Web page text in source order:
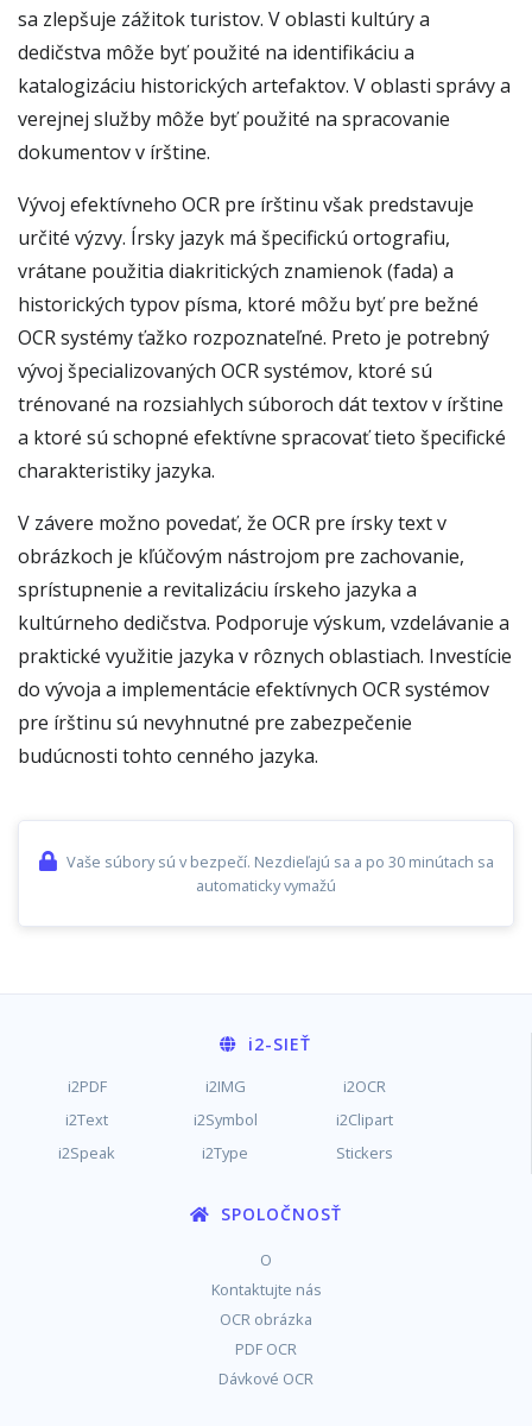
sa zlepšuje zážitok turistov. V oblasti kultúry a
dedičstva môže byť použité na identifikáciu a
katalogizáciu historických artefaktov. V oblasti správy a
verejnej služby môže byť použité na spracovanie
dokumentov v írštine.
Vývoj efektívneho OCR pre írštinu však predstavuje
určité výzvy. Írsky jazyk má špecifickú ortografiu,
vrátane použitia diakritických znamienok (fada) a
historických typov písma, ktoré môžu byť pre bežné
OCR systémy ťažko rozpoznateľné. Preto je potrebný
vývoj špecializovaných OCR systémov, ktoré sú
trénované na rozsiahlych súboroch dát textov v írštine
a ktoré sú schopné efektívne spracovať tieto špecifické
charakteristiky jazyka.
V závere možno povedať, že OCR pre írsky text v
obrázkoch je kľúčovým nástrojom pre zachovanie,
sprístupnenie a revitalizáciu írskeho jazyka a
kultúrneho dedičstva. Podporuje výskum, vzdelávanie a
praktické využitie jazyka v rôznych oblastiach. Investície
do vývoja a implementácie efektívnych OCR systémov
pre írštinu sú nevyhnutné pre zabezpečenie
budúcnosti tohto cenného jazyka.
Vaše súbory sú v bezpečí. Nezdieľajú sa a po 30 minútach sa
automaticky vymažú
i2-SIEŤ
i2PDF i2IMG
i2OCR
i2Text
i2Symbol
i2Clipart
i2Speak
i2Type Stickers
SPOLOČNOSŤ
O
Kontaktujte nás
OCR obrázka
PDF OCR
Dávkové OCR